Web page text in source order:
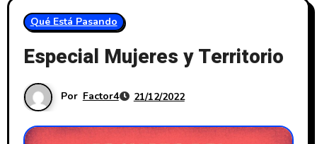
Qué Está Pasando
Especial Mujeres y Territorio
Por Factor4 21/12/2022